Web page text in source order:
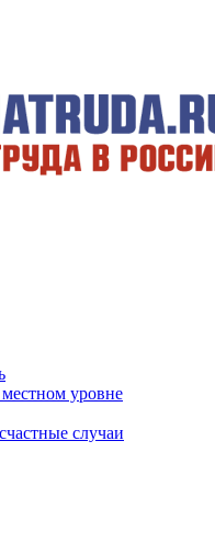
уровне
случаи